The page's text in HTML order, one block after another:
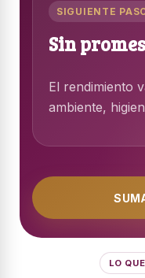
SIGUIENTE
Sin
El rendimiento
ambiente,
LO